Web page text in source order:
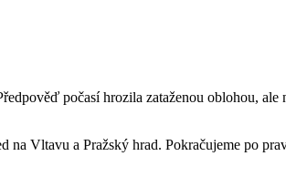
počasí hrozila zataženou oblohou,
Vltavu a Pražský hrad. Pokračujeme po